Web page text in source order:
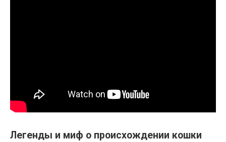
Легенды и миф о происхождении кошки